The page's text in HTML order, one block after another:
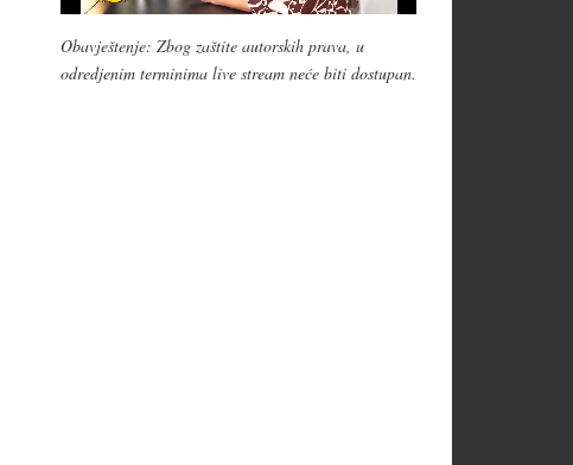
Obavještenje: Zbog zaštite autorskih prava, u
odredjenim terminima live stream neće biti dostupan.